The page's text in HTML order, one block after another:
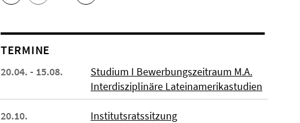
TERMINE
20.04. - 15.08.
Studium I Bewerbungszeitraum M.A.
Interdisziplinäre Lateinamerikastudien
20.10.
Institutsratssitzung